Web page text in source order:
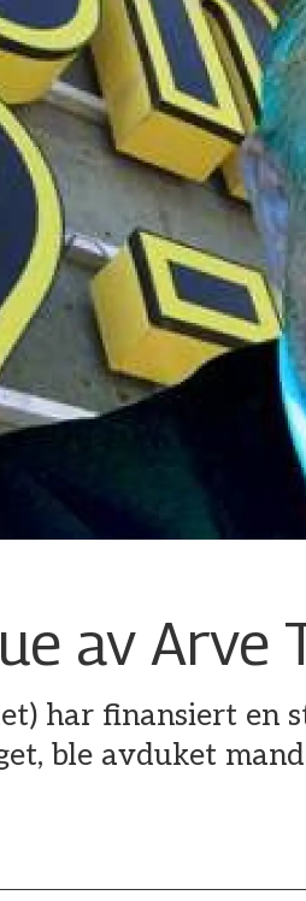
av Arve
har finansiert en
ble avduket